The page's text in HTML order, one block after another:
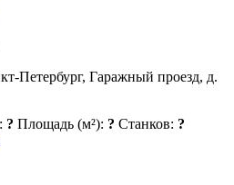
Петербург, Гаражный проезд, д.
? Площадь (м²): ? Станков: ?